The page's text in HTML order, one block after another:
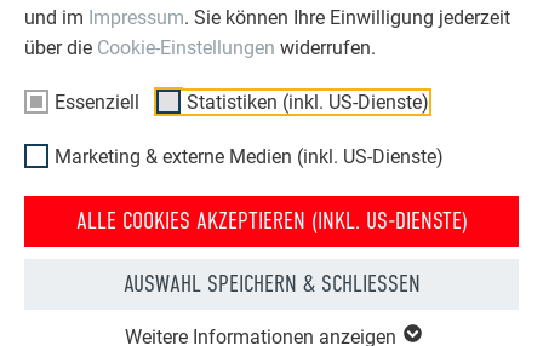
und im Impressum. Sie können Ihre Einwilligung jederzeit
über die Cookie-Einstellungen widerrufen.
Essenziell Statistiken (inkl. US-Dienste)
Marketing & externe Medien (inkl. US-Dienste)
ALLE COOKIES AKZEPTIEREN (INKL. US-DIENSTE)
AUSWAHL SPEICHERN & SCHLIESSEN
Weitere Informationen anzeigen
eine doppelte Krümmung an allen vier Ecken ergibt“,
unterstreicht Lelièvre. „Das Projekt war wirklich sehr
schwierig umzusetzen. Aber wir waren mit viel Leidenschaft
dabei, und es ist etwas sehr Außergewöhnliches entstanden.“
PRODUKTBOX PREFA DACHSCHINDEL